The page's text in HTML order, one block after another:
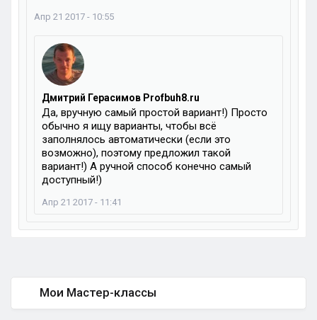
Апр 21 2017 - 10:55
Дмитрий Герасимов Profbuh8.ru
Да, вручную самый простой вариант!) Просто
обычно я ищу варианты, чтобы всё
заполнялось автоматически (если это
возможно), поэтому предложил такой
вариант!) А ручной способ конечно самый
доступный!)
Апр 21 2017 - 11:41
Мои Мастер-классы